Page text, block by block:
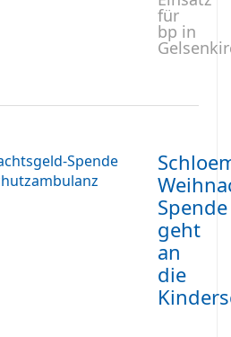
für
bp in
Spende
geht
an
die